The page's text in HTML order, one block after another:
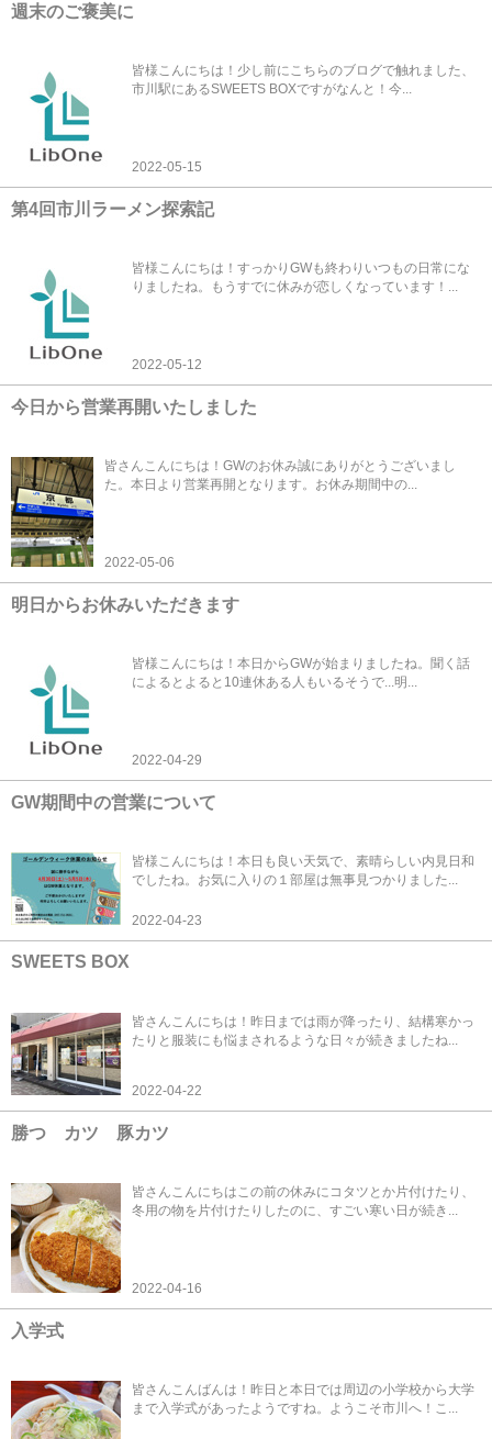
週末のご褒美に
皆様こんにちは！少し前にこちらのブログで触れました、
市川駅にあるSWEETS BOXですがなんと！今...
2022-05-15
第4回市川ラーメン探索記
皆様こんにちは！すっかりGWも終わりいつもの日常にな
りましたね。もうすでに休みが恋しくなっています！...
2022-05-12
今日から営業再開いたしました
皆さんこんにちは！GWのお休み誠にありがとうございまし
た。本日より営業再開となります。お休み期間中の...
2022-05-06
明日からお休みいただきます
皆様こんにちは！本日からGWが始まりましたね。聞く話
によるとよると10連休ある人もいるそうで...明...
2022-04-29
GW期間中の営業について
皆様こんにちは！本日も良い天気で、素晴らしい内見日和
でしたね。お気に入りの１部屋は無事見つかりました...
2022-04-23
SWEETS BOX
皆さんこんにちは！昨日までは雨が降ったり、結構寒かっ
たりと服装にも悩まされるような日々が続きましたね...
2022-04-22
勝つ カツ 豚カツ
皆さんこんにちはこの前の休みにコタツとか片付けたり、
冬用の物を片付けたりしたのに、すごい寒い日が続き...
2022-04-16
入学式
皆さんこんばんは！昨日と本日では周辺の小学校から大学
まで入学式があったようですね。ようこそ市川へ！こ...